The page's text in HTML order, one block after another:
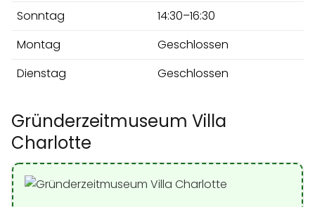
Sonntag
14:30–16:30
Montag
Geschlossen
Dienstag
Geschlossen
Gründerzeitmuseum Villa
Charlotte